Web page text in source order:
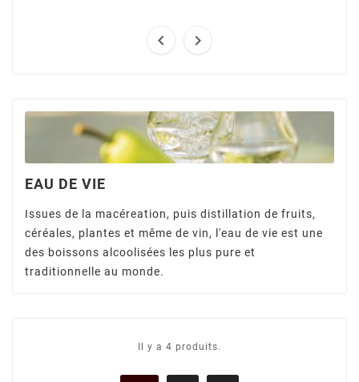
 
EAU DE VIE
Issues de la macéreation, puis distillation de fruits,
céréales, plantes et même de vin, l'eau de vie est une
des boissons alcoolisées les plus pure et
traditionnelle au monde.
Il y a 4 produits.